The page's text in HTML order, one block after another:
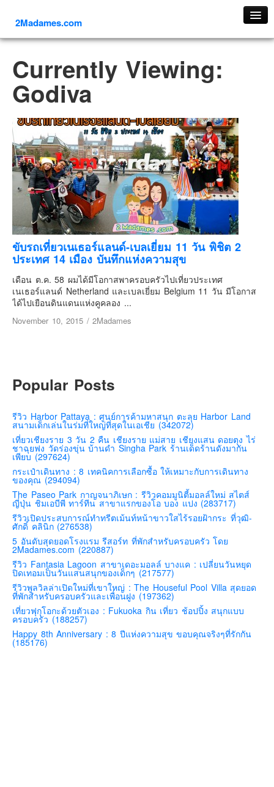
2Madames.com
ภาคเหนือ
ภาคใต้
ภาคกลาง
ภาคตะวันตก
ภาคอีสาน
ทริปต่างประเทศ
ยุโรป
รัสเซีย
อิตาลี
ตุรกี-ตุรเคีย
เยอรมัน
ฝรั่งเศส
ออสเตรีย
เบลเยี่ยม
สวิสเซอร์แลนด์
โปรตุเกส
สเปน
โครเอเชีย
สโลเวเนีย
มอนเตรเนโกร
บอสเนียและเฮอร์เซโกวีน่า
ญี่ปุ่น
คันโต-โตเกียวและรอบๆ
คันไซ-โอซาก้า เกียวโต
คิวชู – ฟุกุโอกะ ซางะ เปปปุ ยุฟุอิน นางาซากิ
ฟูจิ
ฮอกไกโด
Currently Viewing:
Godiva
ขับรถเที่ยวเนเธอร์แลนด์-เบลเยี่ยม 11 วัน พิชิต 2
ประเทศ 14 เมือง บันทึกแห่งความสุข
เดือน ต.ค. 58 ผมได้มีโอกาสพาครอบครัวไปเที่ยวประเทศ
เนเธอร์แลนด์ Netherland และเบลเยี่ยม Belgium 11 วัน มีโอกาส
ได้ไปเยือนดินแดนแห่งคูคลอง ...
November 10, 2015 / 2Madames
Popular Posts
รีวิว Harbor Pattaya : ศูนย์การค้ามหาสนุก ตะลุย Harbor Land
สนามเด็กเล่นในร่มที่ใหญ่ที่สุดในเอเชีย (342072)
เที่ยวเชียงราย 3 วัน 2 คืน เชียงราย แม่สาย เชียงแสน ดอยตุง ไร่
ชาฉุยฟง วัดร่องขุ่น บ้านดำ Singha Park ร้านเด็ดร้านดังมากัน
เพียบ (297624)
กระเป๋าเดินทาง : 8 เทคนิคการเลือกซื้อ ให้เหมาะกับการเดินทาง
ของคุณ (294094)
The Paseo Park กาญจนาภิเษก : รีวิวคอมมูนิตี้มอลล์ใหม่ สไตส์
ญี่ปุ่น ชิมเอบีพี ทาร์ทีน สาขาแรกของโอ บอง แปง (283717)
รีวิวเปิดประสบการณ์ทำทรีตเม้นท์หน้าขาวใสไร้รอยฝ้ากระ ที่วุฒิ-
ศักดิ์ คลินิก (276538)
5 อันดับสุดยอดโรงแรม รีสอร์ท ที่พักสำหรับครอบครัว โดย
2Madames.com (220887)
รีวิว Fantasia Lagoon สาขาเดอะมอลล์ บางแค : เปลี่ยนวันหยุด
ปิดเทอมเป็นวันแสนสนุกของเด็กๆ (217577)
รีวิวพูลวิลล่าเปิดใหม่ที่เขาใหญ่ : The Houseful Pool Villa สุดยอด
ที่พักสำหรับครอบครัวและเพื่อนฝูง (197362)
เที่ยวฟุกุโอกะด้วยตัวเอง : Fukuoka กิน เที่ยว ช้อปปิ้ง สนุกแบบ
ครอบครัว (188257)
Happy 8th Anniversary : 8 ปีแห่งความสุข ขอบคุณจริงๆที่รักกัน
(185176)